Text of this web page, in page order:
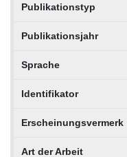
Publikationstyp
Publikationsjahr
Sprache
Identifikator
Erscheinungsvermerk
Art der Arbeit